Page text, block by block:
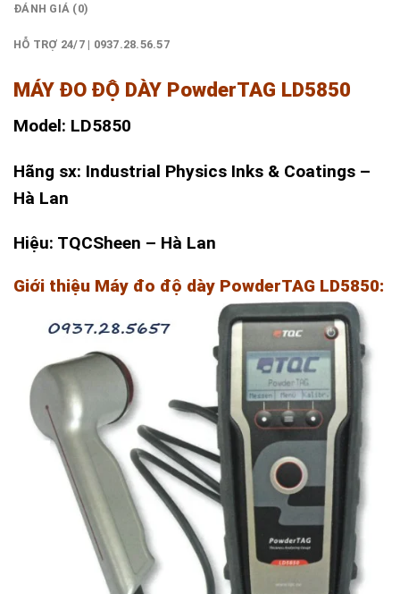
ĐÁNH GIÁ (0)
HỖ TRỢ 24/7 | 0937.28.56.57
MÁY ĐO ĐỘ DÀY PowderTAG LD5850
Model: LD5850
Hãng sx: Industrial Physics Inks & Coatings –
Hà Lan
Hiệu: TQCSheen – Hà Lan
Giới thiệu Máy đo độ dày PowderTAG LD5850: